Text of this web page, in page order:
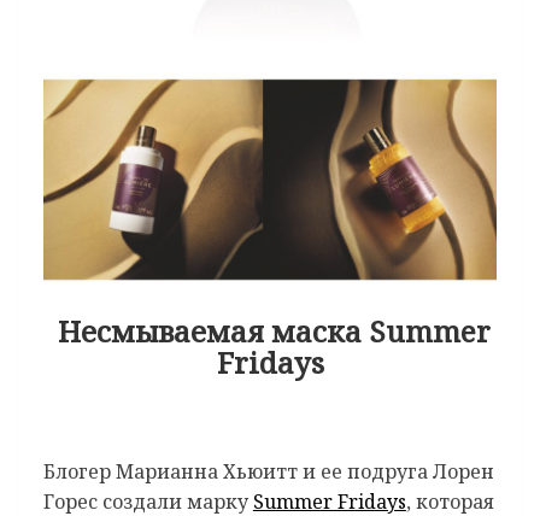
Несмываемая маска Summer
Fridays
Блогер Марианна Хьюитт и ее подруга Лорен
Горес создали марку Summer Fridays, которая